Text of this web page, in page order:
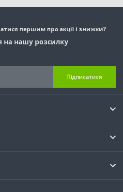
першим про акції і знижки?
на нашу розсилку
Підписатися